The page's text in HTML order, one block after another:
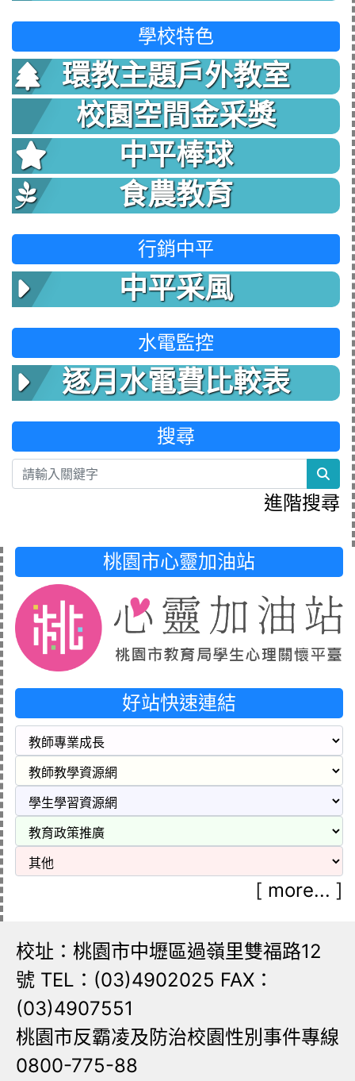
學校特色
環教主題戶外教室
校園空間金采獎
中平棒球
食農教育
行銷中平
中平采風
水電監控
逐月水電費比較表
搜尋
進階搜尋
桃園市心靈加油站
好站快速連結
[ more... ]
校址：桃園市中壢區過嶺里雙福路12
號 TEL：(03)4902025 FAX：
(03)4907551
桃園市反霸凌及防治校園性別事件專線
0800-775-88